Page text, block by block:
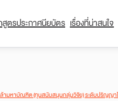
ตรประกาศนียบัตร เรื่องที่น่าสนใจ
ล้ามหาบัณฑิต (ทุนสนับสนุนกลุ่มวิจัย) ระดับปริญญา